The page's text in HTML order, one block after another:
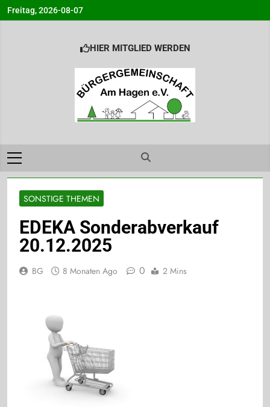
Skip
to
Freitag, 2026-08-07
HIER MITGLIED WERDEN
am Hagen
Ahrensburg
SONSTIGE THEMEN
EDEKA Sonderabverkauf
20.12.2025
BG 8 Monaten Ago 0 2 Mins